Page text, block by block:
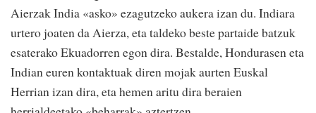
Aierzak India «asko» ezagutzeko aukera izan du. Indiara
urtero joaten da Aierza, eta taldeko beste partaide batzuk
esaterako Ekuadorren egon dira. Bestalde, Hondurasen eta
Indian euren kontaktuak diren mojak aurten Euskal
Herrian izan dira, eta hemen aritu dira beraien